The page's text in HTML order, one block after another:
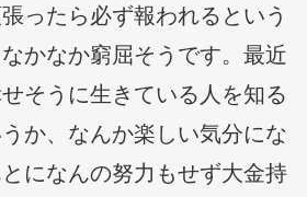
ったら必ず報われるという
かなか窮屈そうです。最近
そうに生きている人を知る
か、なんか楽しい気分にな
になんの努力もせず大金持